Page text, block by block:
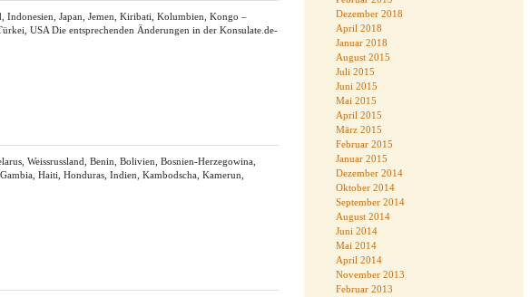
Japan, Jemen, Kiribati, Kolumbien, Kongo –
USA Die entsprechenden Änderungen in der Konsulate.de-
Weissrussland, Benin, Bolivien, Bosnien-Herzegowina,
Haiti, Honduras, Indien, Kambodscha, Kamerun,
Dezember 2018
April 2018
Januar 2018
August 2015
Juli 2015
Juni 2015
Mai 2015
April 2015
März 2015
Februar 2015
Januar 2015
Dezember 2014
Oktober 2014
September 2014
August 2014
Juni 2014
Mai 2014
April 2014
November 2013
Februar 2013